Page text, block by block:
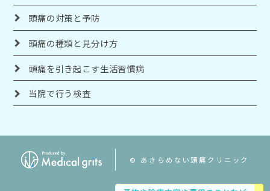
頭痛の対策と予防
頭痛の種類と見分け方
頭痛を引き起こす生活習慣病
当院で行う検査
© あきらめない頭痛クリニック